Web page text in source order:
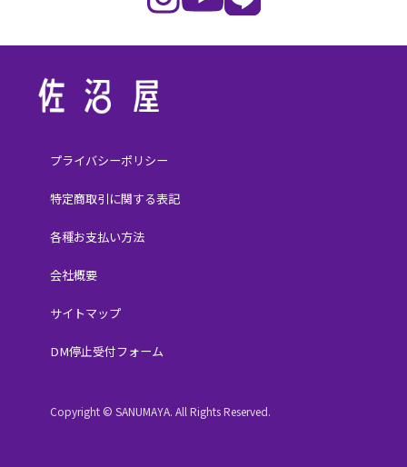
プライバシーポリシー
特定商取引に関する表記
各種お支払い方法
会社概要
サイトマップ
DM停止受付フォーム
Copyright © SANUMAYA. All Rights Reserved.